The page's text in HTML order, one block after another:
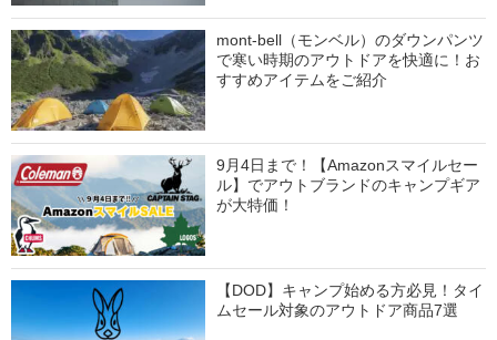
mont-bell（モンベル）のダウンパンツ
で寒い時期のアウトドアを快適に！お
すすめアイテムをご紹介
9月4日まで！【Amazonスマイルセー
ル】でアウトブランドのキャンプギア
が大特価！
【DOD】キャンプ始める方必見！タイ
ムセール対象のアウトドア商品7選